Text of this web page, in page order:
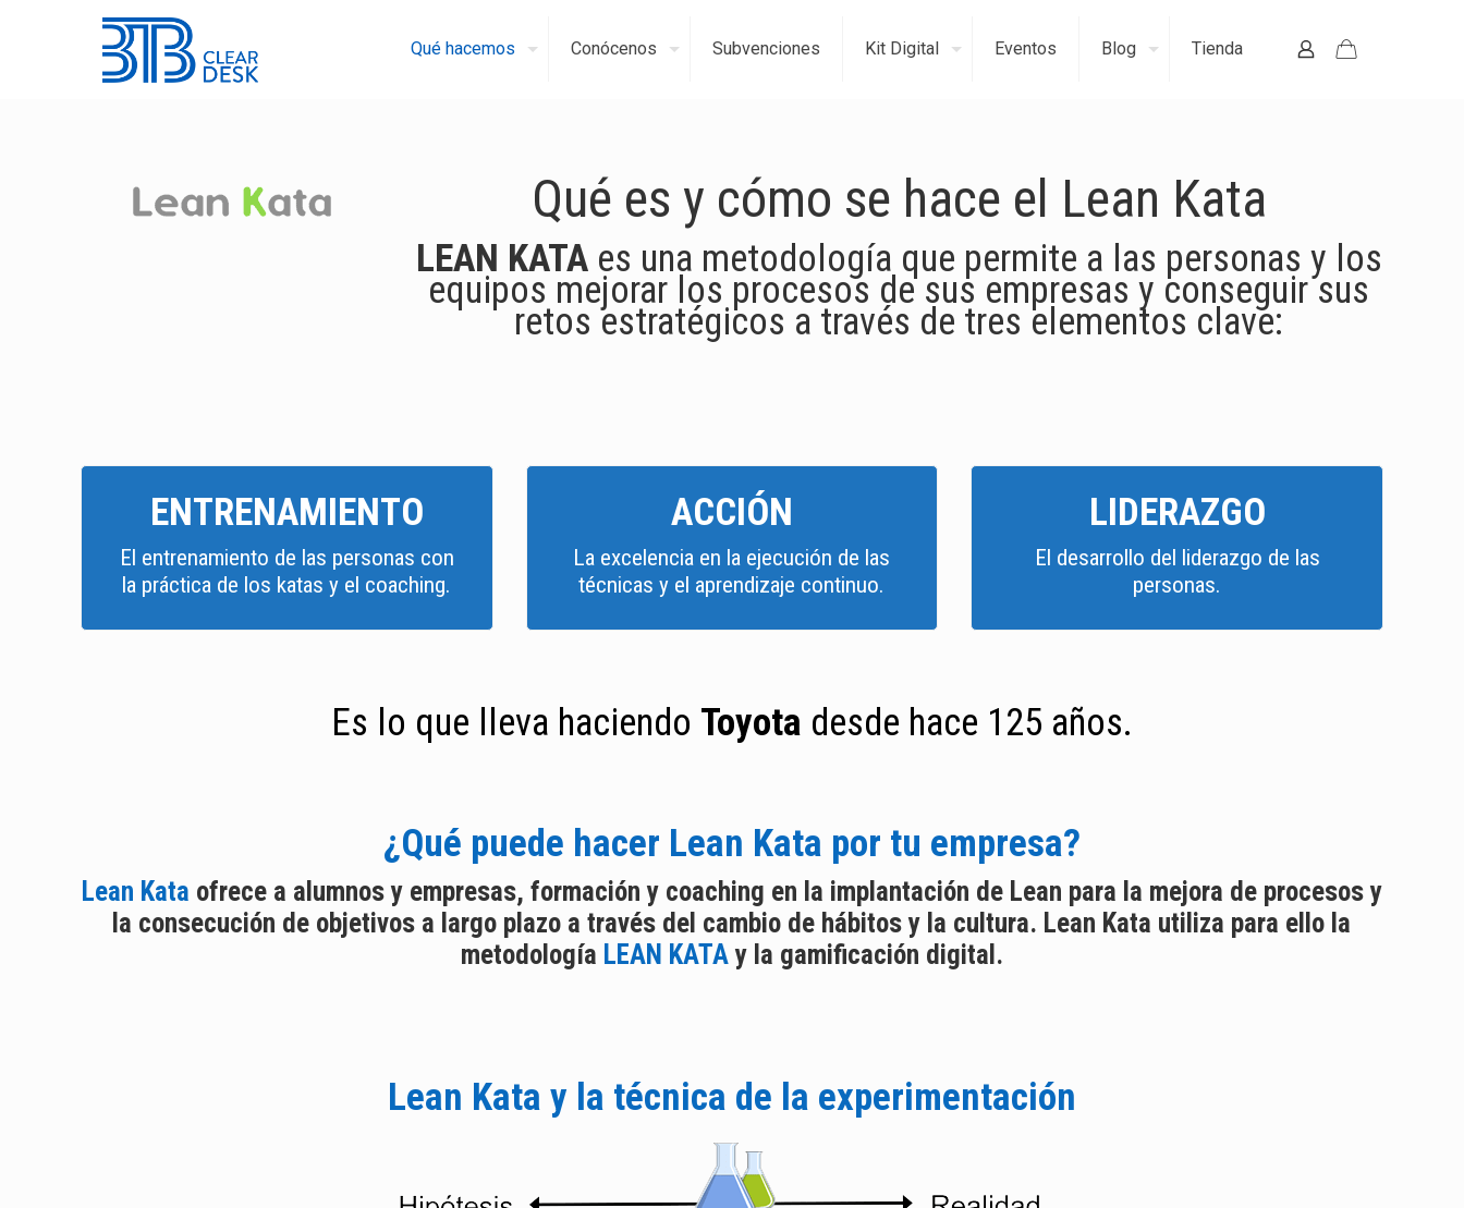
Qué hacemos Conócenos Subvenciones Kit Digital Eventos Blog Tienda
Qué es y cómo se hace el Lean Kata
LEAN KATAes una metodología que permite a las personas y los
equipos mejorar los procesos de sus empresas y conseguir sus
retos estratégicos a través de tres elementos clave:
ENTRENAMIENTO
El entrenamiento de las personas con
la práctica de los katas y el coaching.
ACCIÓN
La excelencia en la ejecución de las
técnicas y el aprendizaje continuo.
LIDERAZGO
El desarrollo del liderazgo de las
personas.
Es lo que lleva haciendo Toyota desde hace 125 años.
¿Qué puede hacer Lean Kata por tu empresa?
Lean Kata ofrece a alumnos y empresas, formación y coaching en la implantación de Lean para la mejora de procesos y
la consecución de objetivos a largo plazo a través del cambio de hábitos y la cultura. Lean Kata utiliza para ello la
metodología LEAN KATA y la gamificación digital.
Lean Kata y la técnica de la experimentación